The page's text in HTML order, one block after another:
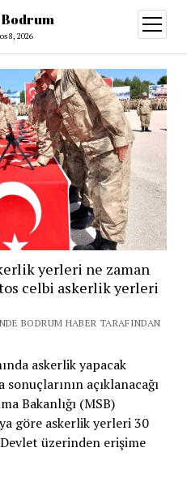
8, 2026
aç
yerleri ne zaman
celbi askerlik yerleri
BODRUM HABER TARAFINDAN
askerlik yapacak
açıklanacağı
Bakanlığı (MSB)
göre askerlik yerleri 30
üzerinden erişime